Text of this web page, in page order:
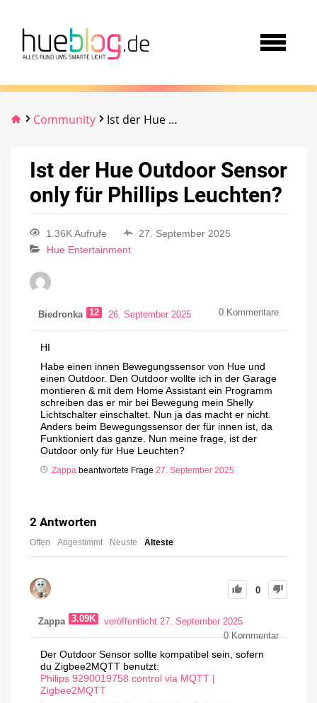
Community Ist der Hue Outdoor Sensor only für Phillips Leuchten?
Ist der Hue Outdoor Sensor
only für Phillips Leuchten?
1.36K Aufrufe
27. September 2025
Hue Entertainment
Biedronka 12 26. September 2025 0 Kommentare
HI
Habe einen innen Bewegungssensor von Hue und
einen Outdoor. Den Outdoor wollte ich in der Garage
montieren & mit dem Home Assistant ein Programm
schreiben das er mir bei Bewegung mein Shelly
Lichtschalter einschaltet. Nun ja das macht er nicht.
Anders beim Bewegungssensor der für innen ist, da
Funktioniert das ganze. Nun meine frage, ist der
Outdoor only für Hue Leuchten?
Zappa beantwortete Frage 27. September 2025
2 Antworten
Offen Abgestimmt Neuste Älteste
0
Zappa 3.09K
veröffentlicht 27. September 2025
0Kommentar
Der Outdoor Sensor sollte kompatibel sein, sofern
du Zigbee2MQTT benutzt:
Philips 9290019758 control via MQTT |
Zigbee2MQTT